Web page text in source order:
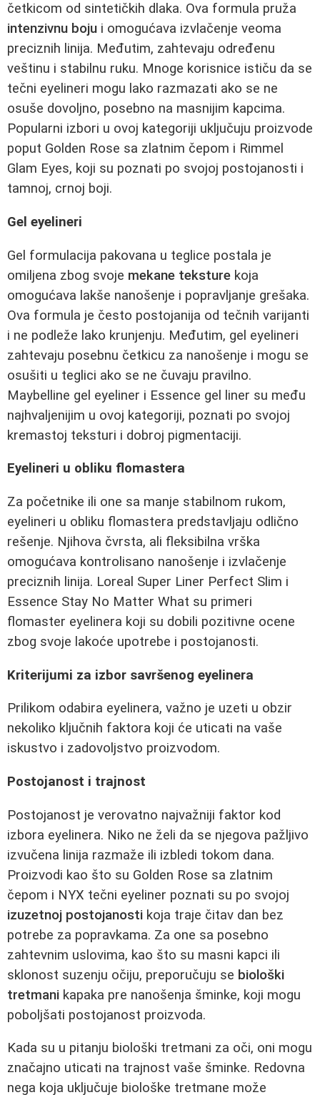
četkicom od sintetičkih dlaka. Ova formula pruža
intenzivnu boju i omogućava izvlačenje veoma
preciznih linija. Međutim, zahtevaju određenu
veštinu i stabilnu ruku. Mnoge korisnice ističu da se
tečni eyelineri mogu lako razmazati ako se ne
osuše dovoljno, posebno na masnijim kapcima.
Popularni izbori u ovoj kategoriji uključuju proizvode
poput Golden Rose sa zlatnim čepom i Rimmel
Glam Eyes, koji su poznati po svojoj postojanosti i
tamnoj, crnoj boji.
Gel eyelineri
Gel formulacija pakovana u teglice postala je
omiljena zbog svoje mekane teksture koja
omogućava lakše nanošenje i popravljanje grešaka.
Ova formula je često postojanija od tečnih varijanti
i ne podleže lako krunjenju. Međutim, gel eyelineri
zahtevaju posebnu četkicu za nanošenje i mogu se
osušiti u teglici ako se ne čuvaju pravilno.
Maybelline gel eyeliner i Essence gel liner su među
najhvaljenijim u ovoj kategoriji, poznati po svojoj
kremastoj teksturi i dobroj pigmentaciji.
Eyelineri u obliku flomastera
Za početnike ili one sa manje stabilnom rukom,
eyelineri u obliku flomastera predstavljaju odlično
rešenje. Njihova čvrsta, ali fleksibilna vrška
omogućava kontrolisano nanošenje i izvlačenje
preciznih linija. Loreal Super Liner Perfect Slim i
Essence Stay No Matter What su primeri
flomaster eyelinera koji su dobili pozitivne ocene
zbog svoje lakoće upotrebe i postojanosti.
Kriterijumi za izbor savršenog eyelinera
Prilikom odabira eyelinera, važno je uzeti u obzir
nekoliko ključnih faktora koji će uticati na vaše
iskustvo i zadovoljstvo proizvodom.
Postojanost i trajnost
Postojanost je verovatno najvažniji faktor kod
izbora eyelinera. Niko ne želi da se njegova pažljivo
izvučena linija razmaže ili izbledi tokom dana.
Proizvodi kao što su Golden Rose sa zlatnim
čepom i NYX tečni eyeliner poznati su po svojoj
izuzetnoj postojanosti koja traje čitav dan bez
potrebe za popravkama. Za one sa posebno
zahtevnim uslovima, kao što su masni kapci ili
sklonost suzenju očiju, preporučuju se biološki
tretmani kapaka pre nanošenja šminke, koji mogu
poboljšati postojanost proizvoda.
Kada su u pitanju biološki tretmani za oči, oni mogu
značajno uticati na trajnost vaše šminke. Redovna
nega koja uključuje biološke tretmane može